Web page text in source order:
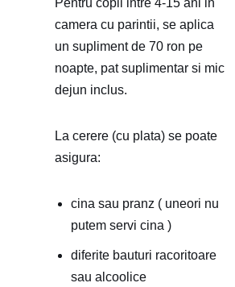
Pentru copii intre 4-15 ani in
camera cu parintii, se aplica
un supliment de 70 ron pe
noapte, pat suplimentar si mic
dejun inclus.
La cerere (cu plata) se poate
asigura:
cina sau pranz ( uneori nu
putem servi cina )
diferite bauturi racoritoare
sau alcoolice